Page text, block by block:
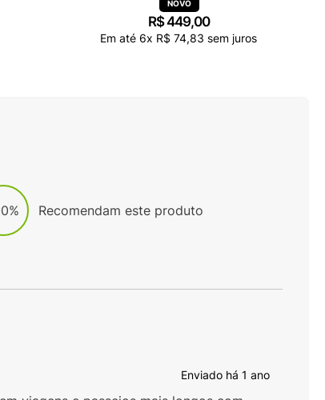
R$449,00
Em até 6x R$ 74,83 sem juros
Recomendam este produto
Enviado há 1 ano